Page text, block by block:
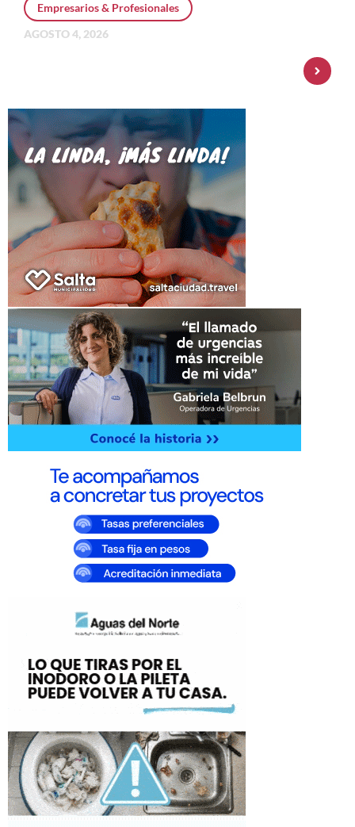
Empresarios & Profesionales
AGOSTO 4, 2026